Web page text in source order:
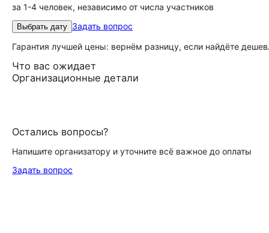
за 1-4 человек, независимо от числа участников
Выбрать дату Задать вопрос
Гарантия лучшей цены: вернём разницу, если найдёте
Что вас ожидает
Организационные детали
Остались вопросы?
Напишите организатору и уточните всё важное до оплаты
Задать вопрос